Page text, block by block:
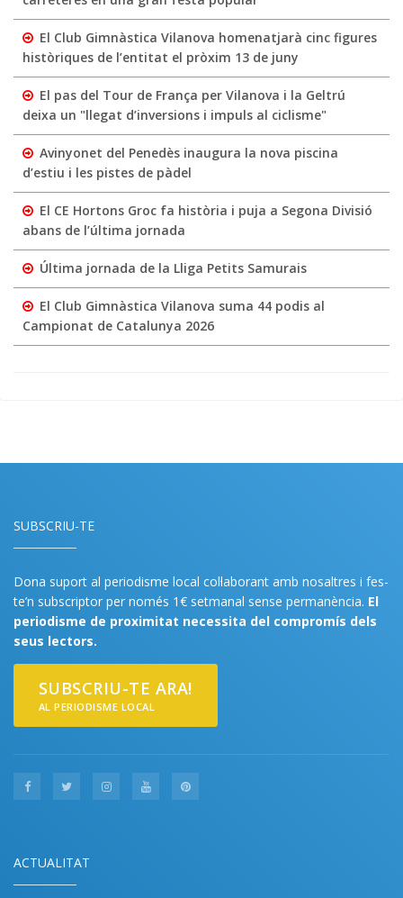
El Club Gimnàstica Vilanova homenatjarà cinc figures
històriques de l’entitat el pròxim 13 de juny
El pas del Tour de França per Vilanova i la Geltrú
deixa un "llegat d’inversions i impuls al ciclisme"
Avinyonet del Penedès inaugura la nova piscina
d’estiu i les pistes de pàdel
El CE Hortons Groc fa història i puja a Segona Divisió
abans de l’última jornada
Última jornada de la Lliga Petits Samurais
El Club Gimnàstica Vilanova suma 44 podis al
Campionat de Catalunya 2026
SUBSCRIU-TE
Dona suport al periodisme local col·laborant amb nosaltres i fes-
te’n subscriptor per només 1€ setmanal sense permanència. El
periodisme de proximitat necessita del compromís dels
seus lectors.
SUBSCRIU-TE ARA!
AL PERIODISME LOCAL
ACTUALITAT